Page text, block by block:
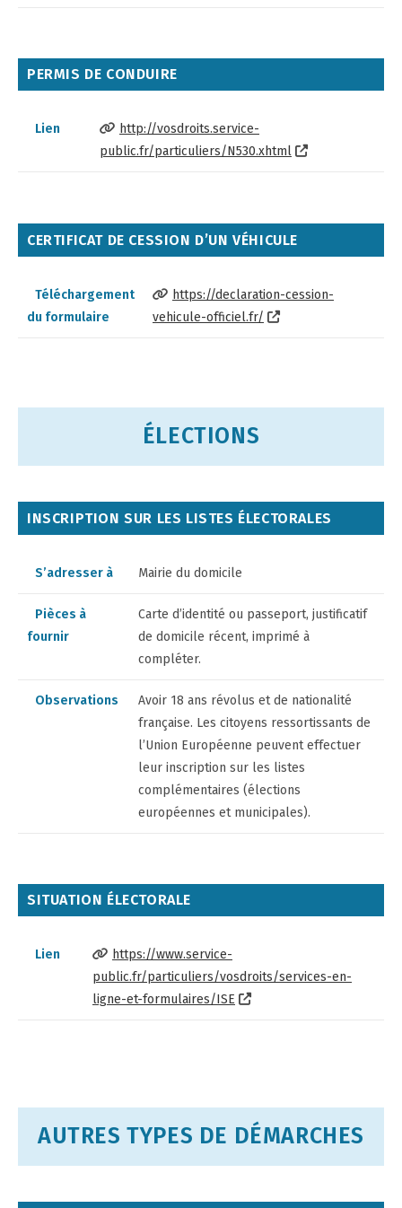
PERMIS DE CONDUIRE
Lien
http://vosdroits.service-
public.fr/particuliers/N530.xhtml
CERTIFICAT DE CESSION D’UN VÉHICULE
Téléchargement
du formulaire
https://declaration-cession-
vehicule-officiel.fr/
ÉLECTIONS
INSCRIPTION SUR LES LISTES ÉLECTORALES
S’adresser à Mairie du domicile
Pièces à
fournir
Carte d’identité ou passeport, justificatif
de domicile récent, imprimé à
compléter.
Observations
Avoir 18 ans révolus et de nationalité
française. Les citoyens ressortissants de
l’Union Européenne peuvent effectuer
leur inscription sur les listes
complémentaires (élections
européennes et municipales).
SITUATION ÉLECTORALE
Lien
https://www.service-
public.fr/particuliers/vosdroits/services-en-
ligne-et-formulaires/ISE
AUTRES TYPES DE DÉMARCHES